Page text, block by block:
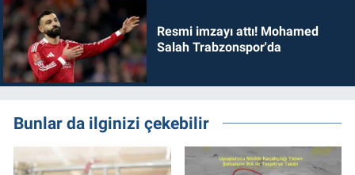
Resmi imzayı attı! Mohamed
Salah Trabzonspor'da
Bunlar da ilginizi çekebilir